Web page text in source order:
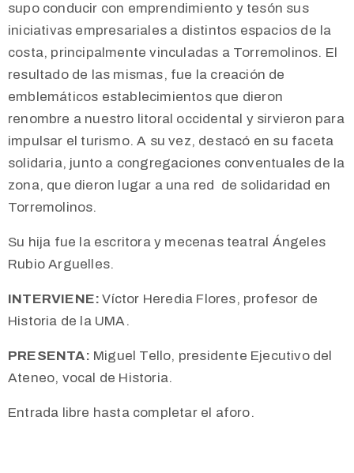
supo conducir con emprendimiento y tesón sus
iniciativas empresariales a distintos espacios de la
costa, principalmente vinculadas a Torremolinos. El
resultado de las mismas, fue la creación de
emblemáticos establecimientos que dieron
renombre a nuestro litoral occidental y sirvieron para
impulsar el turismo. A su vez, destacó en su faceta
solidaria, junto a congregaciones conventuales de la
zona, que dieron lugar a una red de solidaridad en
Torremolinos.
Su hija fue la escritora y mecenas teatral Ángeles
Rubio Arguelles.
INTERVIENE:Víctor Heredia Flores, profesor de
Historia de la UMA.
PRESENTA: Miguel Tello, presidente Ejecutivo del
Ateneo, vocal de Historia.
Entrada libre hasta completar el aforo.